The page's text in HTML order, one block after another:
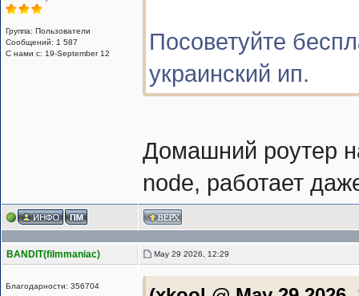
Группа: Пользователи
Сообщений: 1 587
С нами с: 19-September 12
Посоветуйте
украинский ип.
Домашний роутер
node, работает
BANDIT(filmmaniac) May 29 2026, 12:29
Благодарности: 356704